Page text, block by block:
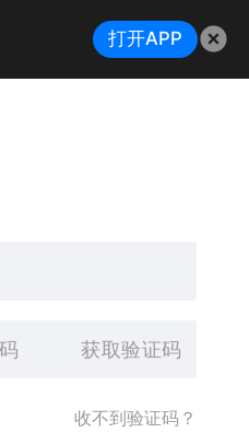
获取验证码
收不到验证码？
打开APP